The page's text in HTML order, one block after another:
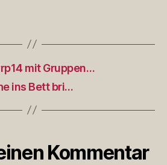
mit Gruppen…
ins Bett bri…
Kommentar